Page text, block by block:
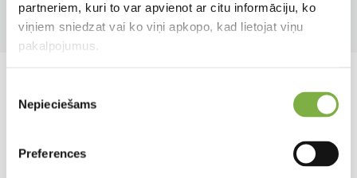
partneriem, kuri to var apvienot ar citu informāciju, ko
viņiem sniedzat vai ko viņi apkopo, kad lietojat viņu
pakalpojumus.
izvēle
Nepieciešams
Preferences